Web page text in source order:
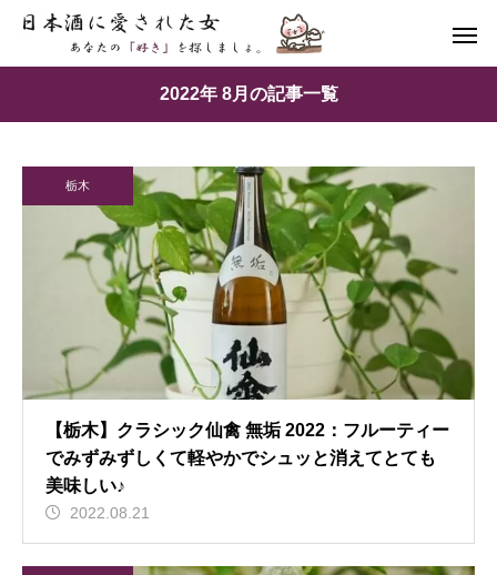
2022年 8月の記事一覧
栃木
【栃木】クラシック仙禽 無垢 2022：フルーティー
でみずみずしくて軽やかでシュッと消えてとても
美味しい♪
2022.08.21